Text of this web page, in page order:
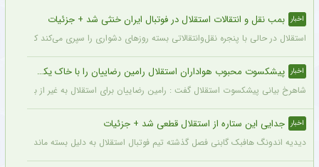
اخبار بمب نقل و انتقالات استقلال در فوتبال ایران خنثی شد + جزئیات
استقلال در حالی با پنجره نقل‌وانتقالاتی بسته روزهای دشواری را سپری می‌کند که در
اخبار پیشکسوت محبوب هواداران استقلال رامین رضاییان را با خاک یکسان کرد + جزئیات
شاهرخ بیانی پیشکسوت استقلال گفت : رامین رضاییان برای استقلال به غیر از بازار
اخبار جدایی این ستاره از استقلال قطعی شد + جزئیات
دیدیه اندونگ هافبک گابنی فصل گذشته تیم فوتبال استقلال به دلیل بسته ماندن پنجره